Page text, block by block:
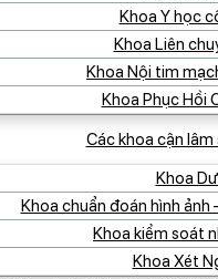
Khoa Y học
Khoa Liên
Khoa Nội tim
Khoa Phục Hồi
Các khoa cận lâm
Khoa
Khoa chuẩn đoán hình
Khoa kiểm soát
Khoa Xét